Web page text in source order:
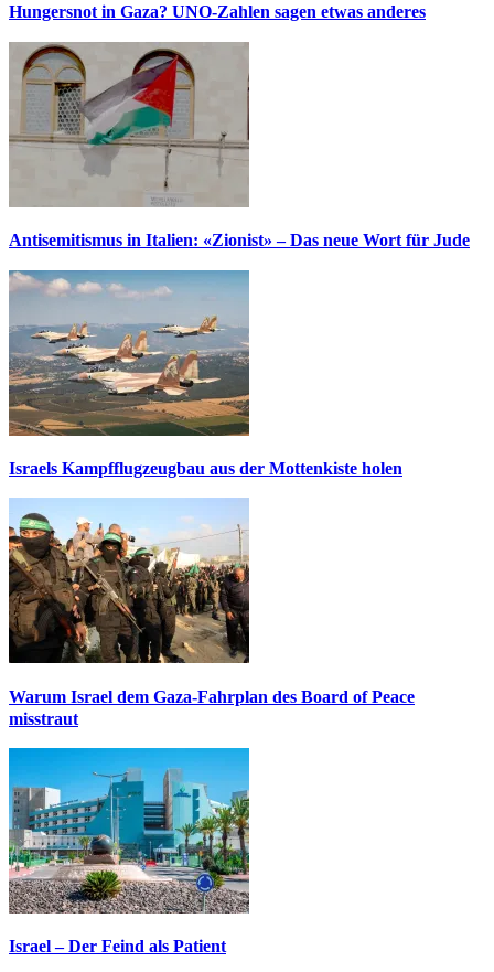
Hungersnot in Gaza? UNO-Zahlen sagen etwas anderes
Antisemitismus in Italien: «Zionist» – Das neue Wort für Jude
Israels Kampfflugzeugbau aus der Mottenkiste holen
Warum Israel dem Gaza-Fahrplan des Board of Peace
misstraut
Israel – Der Feind als Patient